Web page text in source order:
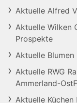
Aktuelle Alfred
Aktuelle Wilken
Prospekte
Aktuelle
Aktuelle RWG
Ammerland-
Aktuelle